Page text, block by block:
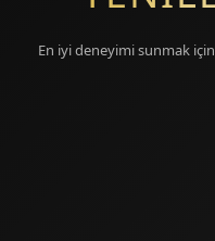
En iyi deneyimi sunmak